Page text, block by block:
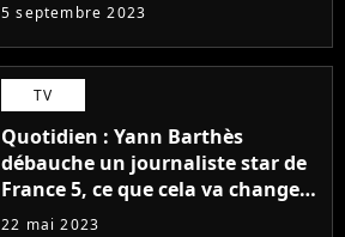
5 septembre 2023
TV
Quotidien : Yann Barthès
débauche un journaliste star de
France 5, ce que cela va changer
à la rentrée
22 mai 2023